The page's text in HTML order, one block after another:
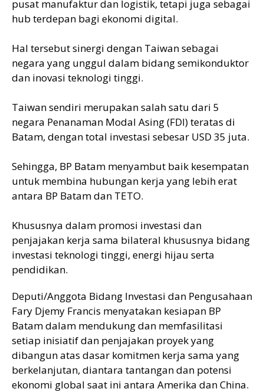
pusat manufaktur dan logistik, tetapi juga sebagai
hub terdepan bagi ekonomi digital.
Hal tersebut sinergi dengan Taiwan sebagai
negara yang unggul dalam bidang semikonduktor
dan inovasi teknologi tinggi.
Taiwan sendiri merupakan salah satu dari 5
negara Penanaman Modal Asing (FDI) teratas di
Batam, dengan total investasi sebesar USD 35 juta.
Sehingga, BP Batam menyambut baik kesempatan
untuk membina hubungan kerja yang lebih erat
antara BP Batam dan TETO.
Khususnya dalam promosi investasi dan
penjajakan kerja sama bilateral khususnya bidang
investasi teknologi tinggi, energi hijau serta
pendidikan.
Deputi/Anggota Bidang Investasi dan Pengusahaan
Fary Djemy Francis menyatakan kesiapan BP
Batam dalam mendukung dan memfasilitasi
setiap inisiatif dan penjajakan proyek yang
dibangun atas dasar komitmen kerja sama yang
berkelanjutan, diantara tantangan dan potensi
ekonomi global saat ini antara Amerika dan China.